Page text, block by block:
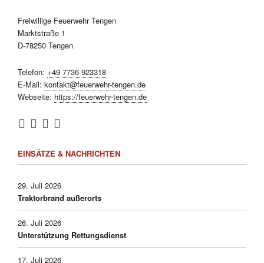
Freiwillige Feuerwehr Tengen
Marktstraße 1
D-78250 Tengen
Telefon: +49 7736 923318
E-Mail: kontakt@feuerwehr-tengen.de
Webseite: https://feuerwehr-tengen.de
EINSÄTZE & NACHRICHTEN
29. Juli 2026
Traktorbrand außerorts
26. Juli 2026
Unterstützung Rettungsdienst
17. Juli 2026